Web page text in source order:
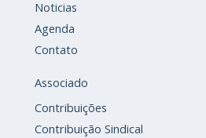
Noticias
Agenda
Contato
Associado
Contribuições
Contribuição Sindical